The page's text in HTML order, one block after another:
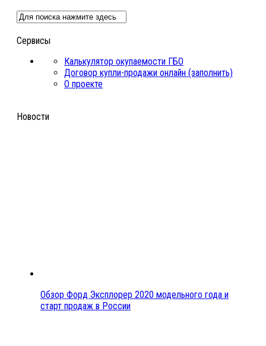
Сервисы
Калькулятор окупаемости ГБО
Договор купли-продажи онлайн (заполнить)
О проекте
Новости
Обзор Форд Эксплорер 2020 модельного года и
старт продаж в России